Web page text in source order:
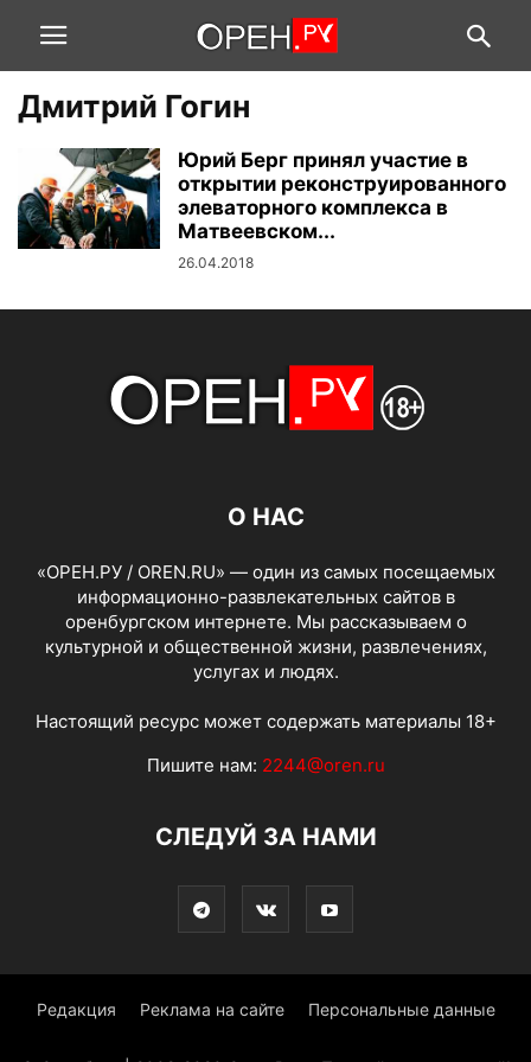
Дмитрий Гогин
Юрий Берг принял участие в
открытии реконструированного
элеваторного комплекса в
Матвеевском...
26.04.2018
О НАС
«ОРЕН.РУ / OREN.RU» — один из самых посещаемых
информационно-развлекательных сайтов в
оренбургском интернете. Мы рассказываем о
культурной и общественной жизни, развлечениях,
услугах и людях.
Настоящий ресурс может содержать материалы 18+
Пишите нам: 2244@oren.ru
СЛЕДУЙ ЗА НАМИ
Редакция Реклама на сайте Персональные данные